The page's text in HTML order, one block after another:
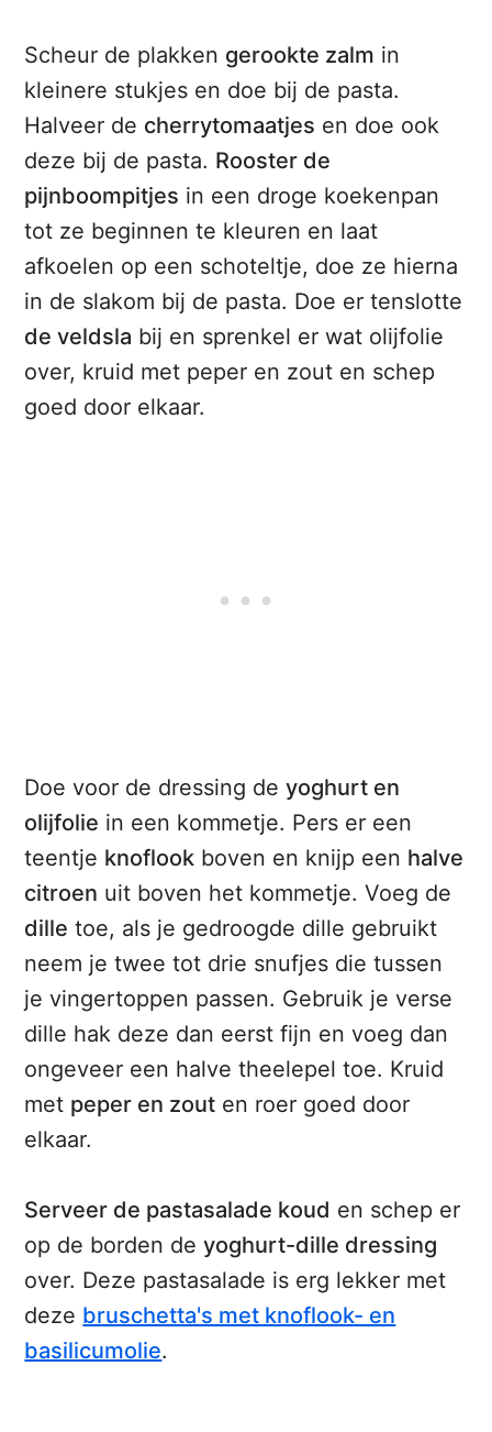
Scheur de plakken gerookte zalm in
kleinere stukjes en doe bij de pasta.
Halveer de cherrytomaatjes en doe ook
deze bij de pasta. Rooster de
pijnboompitjes in een droge koekenpan
tot ze beginnen te kleuren en laat
afkoelen op een schoteltje, doe ze hierna
in de slakom bij de pasta. Doe er tenslotte
de veldsla bij en sprenkel er wat olijfolie
over, kruid met peper en zout en schep
goed door elkaar.
Doe voor de dressing deyoghurt en
olijfolie in een kommetje. Pers er een
teentje knoflook boven en knijp een halve
citroen uit boven het kommetje. Voeg de
dille toe, als je gedroogde dille gebruikt
neem je twee tot drie snufjes die tussen
je vingertoppen passen. Gebruik je verse
dille hak deze dan eerst fijn en voeg dan
ongeveer een halve theelepel toe. Kruid
met peper en zout en roer goed door
elkaar.
Serveer de pastasalade koud en schep er
op de borden deyoghurt-dille dressing
over. Deze pastasalade is erg lekker met
deze bruschetta's met knoflook- en
basilicumolie.